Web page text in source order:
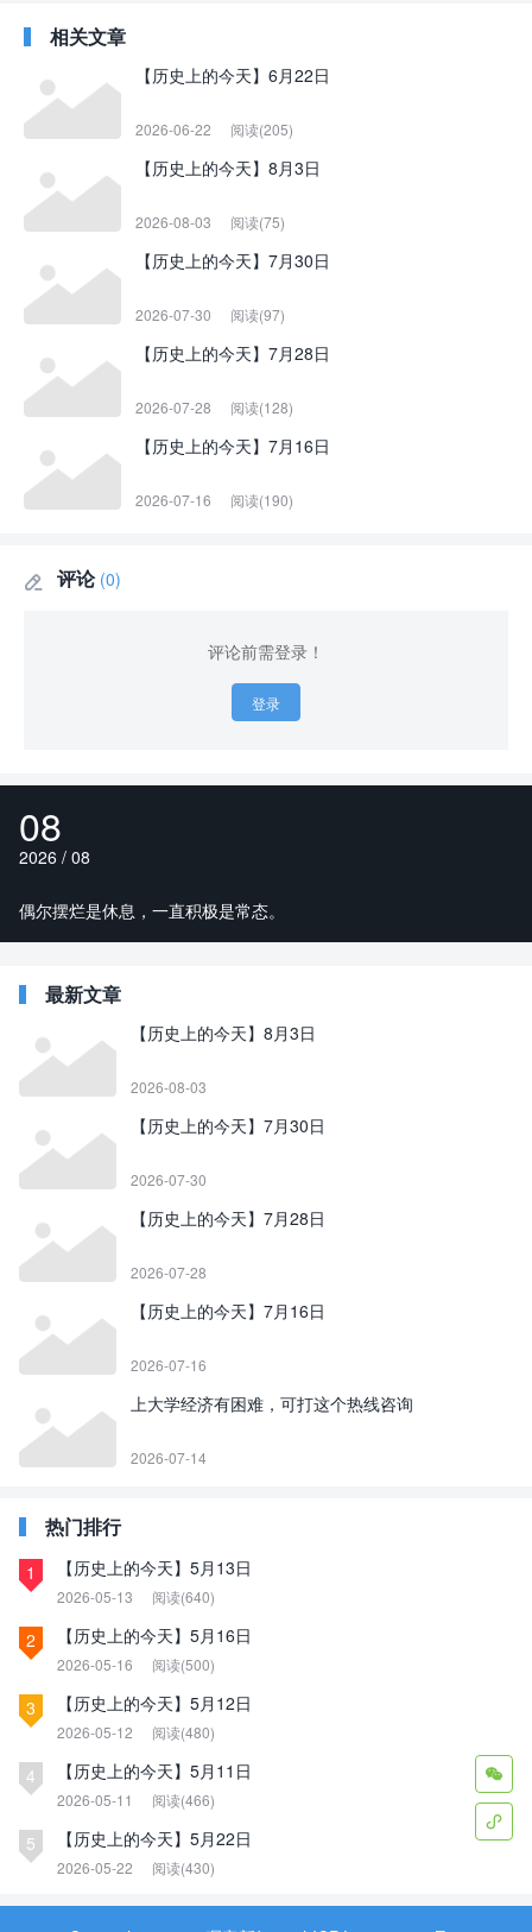
相关文章
【历史上的今天】6月22日
2026-06-22 阅读(205)
【历史上的今天】8月3日
2026-08-03 阅读(75)
【历史上的今天】7月30日
2026-07-30 阅读(97)
【历史上的今天】7月28日
2026-07-28 阅读(128)
【历史上的今天】7月16日
2026-07-16 阅读(190)
 评论 (0)
评论前需登录！
登录
08
2026 / 08
偶尔摆烂是休息，一直积极是常态。
最新文章
【历史上的今天】8月3日
2026-08-03
【历史上的今天】7月30日
2026-07-30
【历史上的今天】7月28日
2026-07-28
【历史上的今天】7月16日
2026-07-16
上大学经济有困难，可打这个热线咨询
2026-07-14
热门排行
1 【历史上的今天】5月13日
2026-05-13 阅读(640)
2 【历史上的今天】5月16日
2026-05-16 阅读(500)
3 【历史上的今天】5月12日
2026-05-12 阅读(480)
4 【历史上的今天】5月11日
2026-05-11 阅读(466)
5 【历史上的今天】5月22日
2026-05-22 阅读(430)

